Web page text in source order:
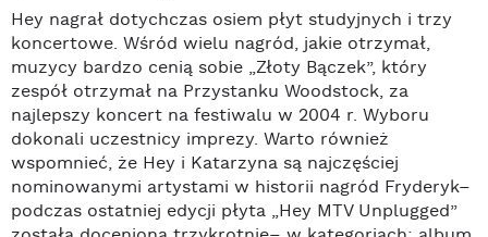
Hey nagrał dotychczas osiem płyt studyjnych i trzy
koncertowe. Wśród wielu nagród, jakie otrzymał,
muzycy bardzo cenią sobie „Złoty Bączek”, który
zespół otrzymał na Przystanku Woodstock, za
najlepszy koncert na festiwalu w 2004 r. Wyboru
dokonali uczestnicy imprezy. Warto również
wspomnieć, że Hey i Katarzyna są najczęściej
nominowanymi artystami w historii nagród Fryderyk–
podczas ostatniej edycji płyta „Hey MTV Unplugged”